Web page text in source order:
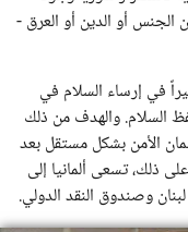
أو الدين أو العرق -
في إرساء السلام في
السلام. والهدف من ذلك
الأمن بشكل مستقل بعد
المقرر في عام 2026. علاوة على ذلك، تسعى ألمانيا إلى
وصندوق النقد الدولي.